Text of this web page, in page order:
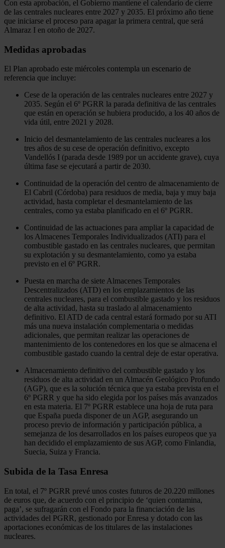
Con esta aprobación, el Gobierno mantiene el calendario de cierre
de las centrales nucleares entre 2027 y 2035. El próximo año tiene
que iniciarse el proceso para apagar la primera central, que será
Almaraz I en otoño de 2027.
Medidas aprobadas
El Plan aprobado este miércoles contempla un escenario de
referencia que incluye:
Cese de la operación de las centrales nucleares entre 2027 y
2035. Según el 6º PGRR la parada definitiva de las centrales
que están en operación se hubiera producido, a los 40 años de
vida útil, entre 2021 y 2028.
Inicio del desmantelamiento de las centrales nucleares a los
tres años de su cese de operación definitivo, excepto
Vandellós I (parada desde 1989 por un accidente grave), cuya
última fase se ejecutará a partir de 2030.
Continuidad de la operación del centro de almacenamiento de
El Cabril (Córdoba) para residuos de media, baja y muy baja
actividad, hasta completar el desmantelamiento de las
centrales, como ya estaba planificado en el 6º PGRR.
Continuidad de las actuaciones para ampliar la capacidad de
los Almacenes Temporales Individualizados (ATI) para el
combustible gastado en las centrales nucleares, que permitan
su explotación y su desmantelamiento, como ya estaba
previsto en el 6º PGRR.
Puesta en marcha de siete Almacenes Temporales
Descentralizados (ATD) en los emplazamientos de las
centrales nucleares, para el combustible gastado y los residuos
de alta actividad, hasta su traslado al almacenamiento
definitivo. El ATD de cada central estará formado por su ATI
más una nueva instalación complementaria o medidas
adicionales, que permitan realizar las operaciones de
mantenimiento de los contenedores en los que se almacena el
combustible gastado cuando la central deje de estar operativa.
Almacenamiento definitivo del combustible gastado y los
residuos de alta actividad en un Almacén Geológico Profundo
(AGP), que es la solución técnica que ya estaba prevista en el
6º PGRR y que ha sido elegida por los países más avanzados
en esta materia. El 7º PGRR establece una hoja de ruta para
que España pueda disponer de un AGP, asegurando un
proceso previo de información y participación pública, a
semejanza de los desarrollados en los países europeos que ya
han decidido el emplazamiento de sus AGP, como Finlandia,
Suecia, Suiza y Francia.
Subida de la Tasa Enresa
En total, el 7º PGRR prevé unos costes futuros de 20.220 millones
de euros que, de acuerdo con el principio de ‘quien contamina,
paga’, se sufragarán con el Fondo para la financiación de las
actividades del PGRR, gestionado por Enresa y dotado con las
aportaciones económicas de los titulares de las instalaciones
nucleares.